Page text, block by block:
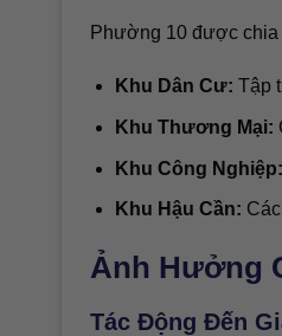
Phường 10 được chia
Khu Dân Cư: Tập
Khu Thương Mại:
Khu Công Nghiệp:
Khu Hậu Cần:
Ảnh Hưởng
Tác Động Đến